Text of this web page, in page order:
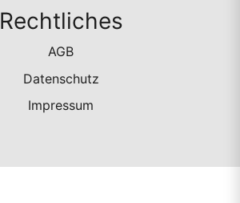
Rechtliches
AGB
Datenschutz
Impressum